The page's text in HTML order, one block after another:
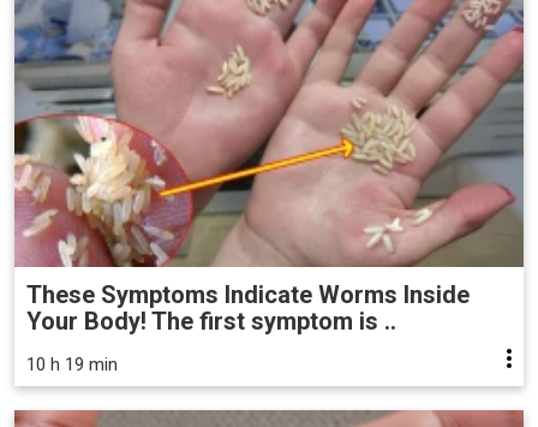
These Symptoms Indicate Worms Inside
Your Body! The first symptom is ..
10 h 19 min